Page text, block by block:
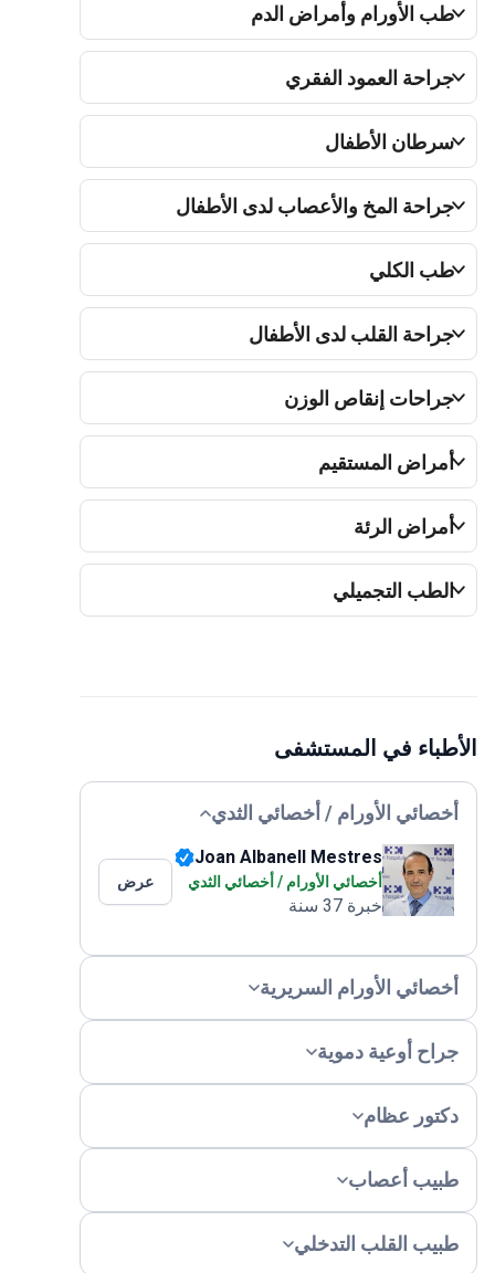
طب الأورام وأمراض الدم
جراحة العمود الفقري
سرطان الأطفال
جراحة المخ والأعصاب لدى الأطفال
طب الكلي
جراحة القلب لدى الأطفال
جراحات إنقاص الوزن
أمراض المستقيم
أمراض الرئة
الطب التجميلي
الأطباء في المستشفى
أخصائي الأورام / أخصائي الثدي
Joan Albanell Mestres
أخصائي الأورام / أخصائي الثدي
خبرة 37 سنة
عرض
أخصائي الأورام السريرية
جراح أوعية دموية
دكتور عظام
طبيب أعصاب
طبيب القلب التدخلي